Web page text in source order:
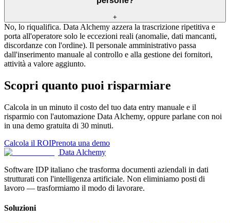
+
No, lo riqualifica. Data Alchemy azzera la trascrizione ripetitiva e
porta all'operatore solo le eccezioni reali (anomalie, dati mancanti,
discordanze con l'ordine). Il personale amministrativo passa
dall'inserimento manuale al controllo e alla gestione dei fornitori,
attività a valore aggiunto.
Scopri quanto puoi risparmiare
Calcola in un minuto il costo del tuo data entry manuale e il
risparmio con l'automazione Data Alchemy, oppure parlane con noi
in una demo gratuita di 30 minuti.
Calcola il ROIPrenota una demo
Data Alchemy
Software IDP italiano che trasforma documenti aziendali in dati
strutturati con l'intelligenza artificiale. Non eliminiamo posti di
lavoro — trasformiamo il modo di lavorare.
Soluzioni